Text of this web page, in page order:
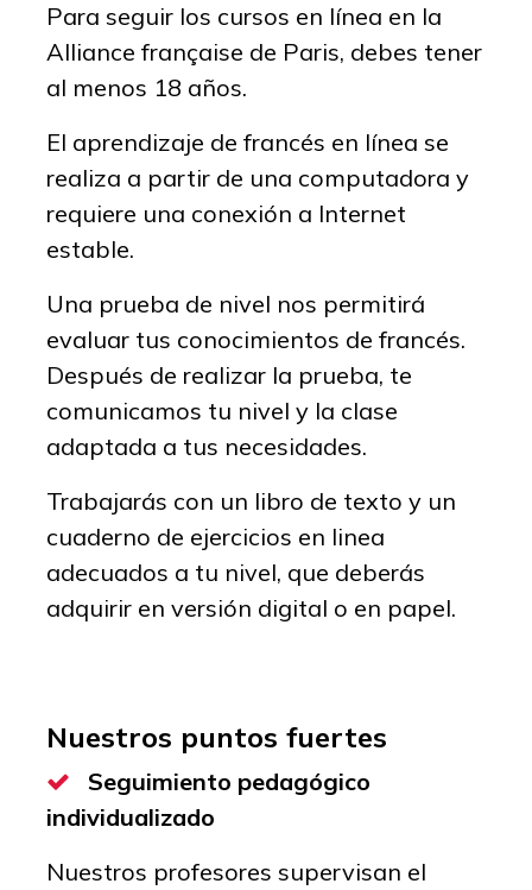
Para seguir los cursos en línea en la
Alliance française de Paris, debes tener
al menos 18 años.
El aprendizaje de francés en línea se
realiza a partir de una computadora y
requiere una conexión a Internet
estable.
Una prueba de nivel nos permitirá
evaluar tus conocimientos de francés.
Después de realizar la prueba, te
comunicamos tu nivel y la clase
adaptada a tus necesidades.
Trabajarás con un libro de texto y un
cuaderno de ejercicios en linea
adecuados a tu nivel, que deberás
adquirir en versión digital o en papel.
Nuestros puntos fuertes
Seguimiento pedagógico
individualizado
Nuestros profesores supervisan el